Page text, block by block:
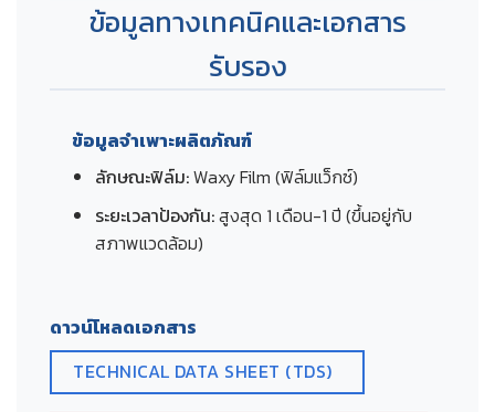
ข้อมูลทางเทคนิคและเอกสาร
รับรอง
ข้อมูลจำเพาะผลิตภัณฑ์
ลักษณะฟิล์ม:Waxy Film (ฟิล์มแว็กซ์)
ระยะเวลาป้องกัน:สูงสุด 1 เดือน-1 ปี (ขึ้นอยู่กับ
สภาพแวดล้อม)
ดาวน์โหลดเอกสาร
TECHNICAL DATA SHEET (TDS)